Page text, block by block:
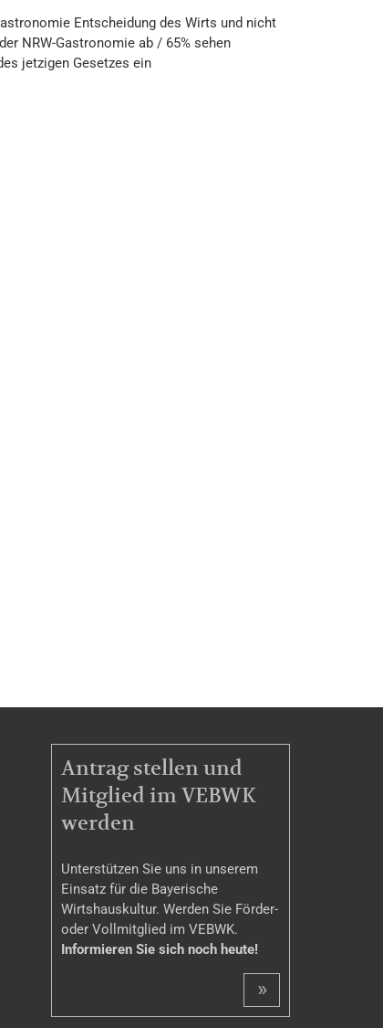
Entscheidung des Wirts und nicht
NRW-Gastronomie ab / 65% sehen
jetzigen Gesetzes ein
MITGLIEDSCHAFT
Antrag stellen und
Mitglied im VEBWK
werden
Unterstützen Sie uns in unserem
Einsatz für die Bayerische
Wirtshauskultur. Werden Sie Förder-
oder Vollmitglied im VEBWK.
Informieren Sie sich noch heute!
»